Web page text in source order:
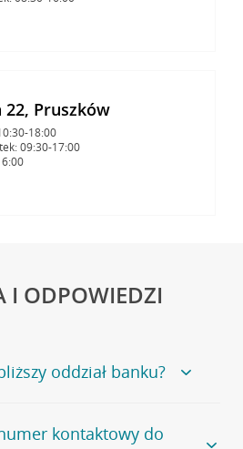
22, Pruszków
18:00
09:30-17:00
I ODPOWIEDZI
oddział banku?
banku, zapraszamy na
, na której znajduje się
kontaktowy do